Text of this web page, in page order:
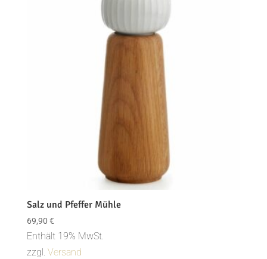
Salz und Pfeffer Mühle
69,90 €
Enthält 19% MwSt.
zzgl. Versand